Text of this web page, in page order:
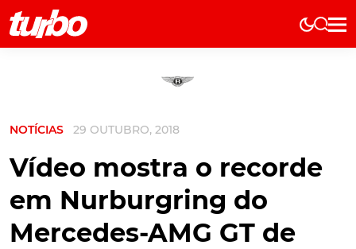
Elétricos
Testes
Marcas
Elétricos
NOTÍCIAS 29 OUTUBRO, 2018
Vídeo mostra o recorde
em Nurburgring do
Mercedes-AMG GT de